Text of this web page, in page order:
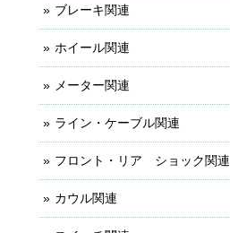
ブレーキ関連
ホイール関連
メーター関連
ライン・ケーブル関連
フロント・リア ショック関連
カウル関連